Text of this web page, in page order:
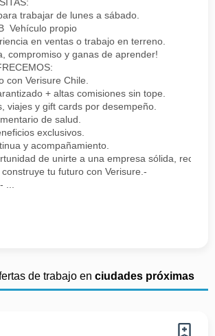
trabajar de lunes a sábado.
Vehículo propio
en ventas o trabajo en terreno.
compromiso y ganas de aprender!
con Verisure Chile.
+ altas comisiones sin tope.
viajes y gift cards por desempeño.
de salud.
exclusivos.
y acompañamiento.
de unirte a una empresa sólida,
tu futuro con Verisure.-
de trabajo en ciudades próximas